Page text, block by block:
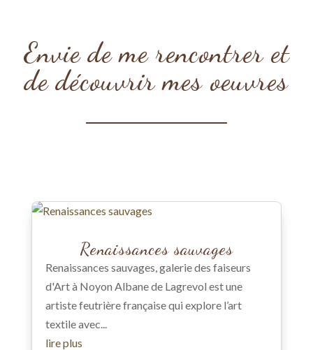
Envie de me rencontrer et
de découvrir mes oeuvres
Renaissances sauvages
Renaissances sauvages, galerie des faiseurs
d'Art à Noyon Albane de Lagrevol est une
artiste feutrière française qui explore l’art
textile avec...
lire plus